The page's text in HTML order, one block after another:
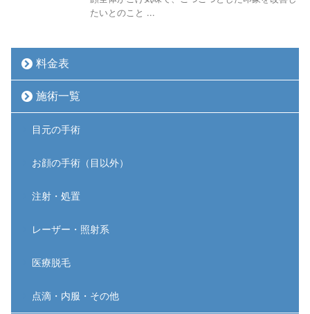
たいとのこと ...
料金表
施術一覧
目元の手術
お顔の手術（目以外）
注射・処置
レーザー・照射系
医療脱毛
点滴・内服・その他